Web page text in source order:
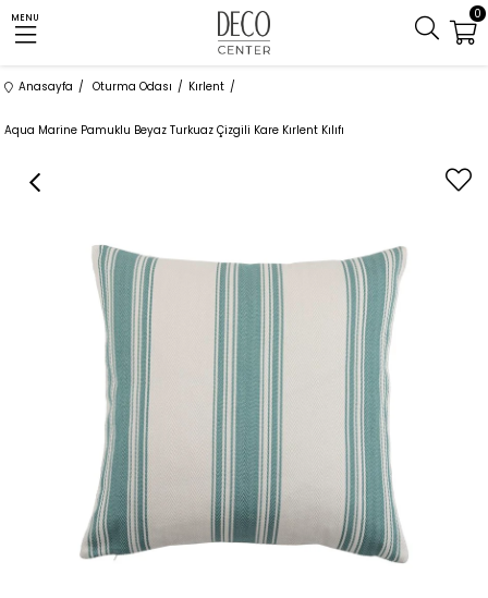
MENU 0
Anasayfa Oturma Odası Kırlent
Aqua Marine Pamuklu Beyaz Turkuaz Çizgili Kare Kırlent Kılıfı